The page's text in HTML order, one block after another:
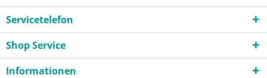
Servicetelefon
Shop Service
Informationen